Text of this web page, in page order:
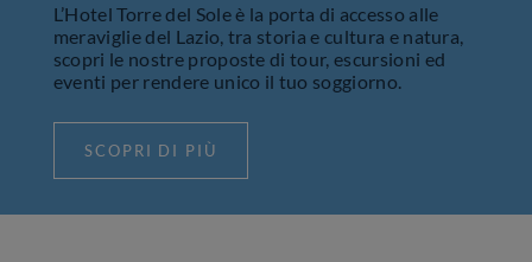
L’Hotel Torre del Sole è la porta di accesso alle
meraviglie del Lazio, tra storia e cultura e natura,
scopri le nostre proposte di tour, escursioni ed
eventi per rendere unico il tuo soggiorno.
SCOPRI DI PIÙ